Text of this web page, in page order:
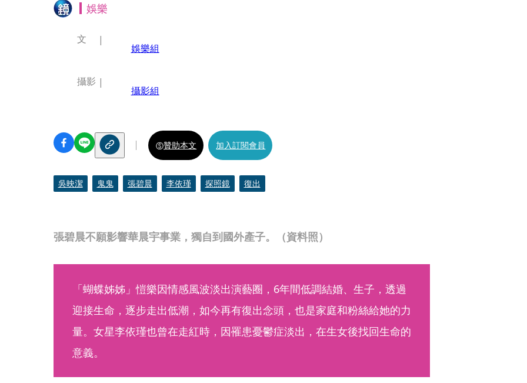
娛樂
張碧晨不願影響華晨宇事業，獨自到國外產子。（資料照）
文
娛樂組
攝影
攝影組
贊助本文 加入訂閱會員
吳映潔 鬼鬼 張碧晨 李依瑾 探照鏡 復出
「蝴蝶姊姊」愷樂因情感風波淡出演藝圈，6年間低調結婚、生子，透過
迎接生命，逐步走出低潮，如今再有復出念頭，也是家庭和粉絲給她的力
量。女星李依瑾也曾在走紅時，因罹患憂鬱症淡出，在生女後找回生命的
意義。